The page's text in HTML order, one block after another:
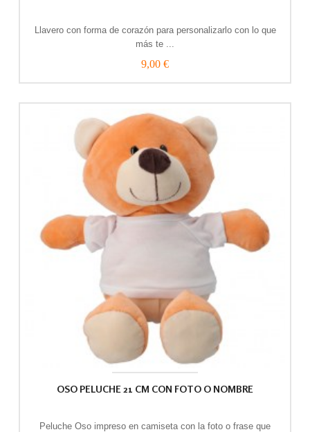
Llavero con forma de corazón para personalizarlo con lo que
más te ...
9,00 €
OSO PELUCHE 21 CM CON FOTO O NOMBRE
Peluche Oso impreso en camiseta con la foto o frase que